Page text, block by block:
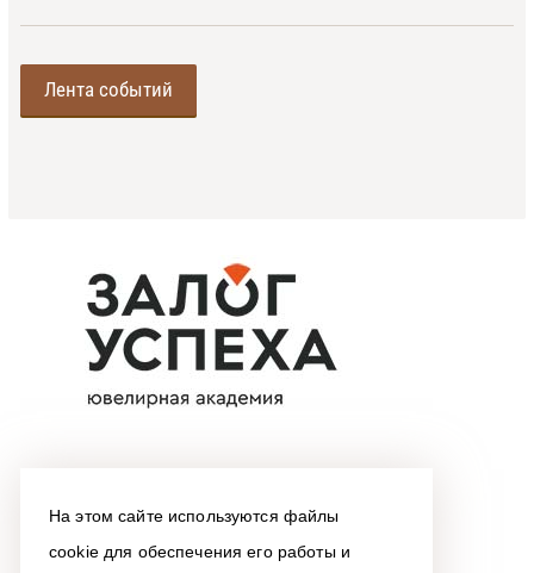
На этом сайте используются файлы
cookie для обеспечения его работы и
Лента событий